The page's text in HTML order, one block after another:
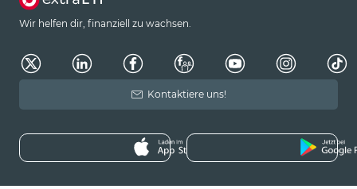
Wir helfen dir, finanziell zu wachsen.
Kontaktiere uns!